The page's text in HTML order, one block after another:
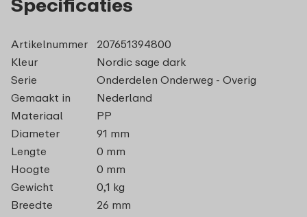
Artikelnummer
207651394800
Kleur
Nordic sage dark
Serie
Onderdelen Onderweg - Overig
Gemaakt in
Nederland
Materiaal
PP
Diameter
91 mm
Lengte
0 mm
Hoogte
0 mm
Gewicht
0,1 kg
Breedte
26 mm